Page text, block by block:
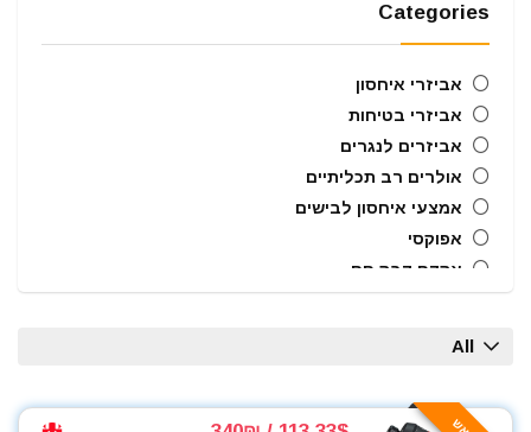
Categories
אביזרי איחסון
אביזרי בטיחות
אביזרים לנגרים
אולרים רב תכליתיים
אמצעי איחסון לבישים
אפוקסי
אקדח דבק חם
אקדח מרק (נקניקים) ידני
All